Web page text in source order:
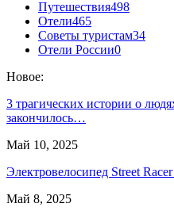
Путешествия498
Отели465
Советы туристам34
Отели России0
Новое:
3 трагических истории о
закончилось…
Май 10, 2025
Электровелосипед Street
Май 8, 2025